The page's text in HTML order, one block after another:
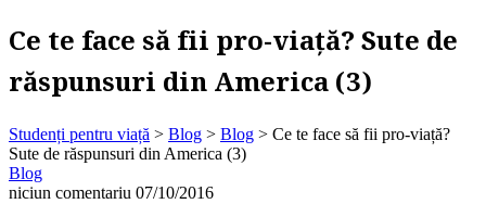
Ce te face să fii pro-viață? Sute de
răspunsuri din America (3)
Studenți pentru viață > Blog > Blog > Ce te face să fii pro-viață?
Sute de răspunsuri din America (3)
Blog
niciun comentariu 07/10/2016